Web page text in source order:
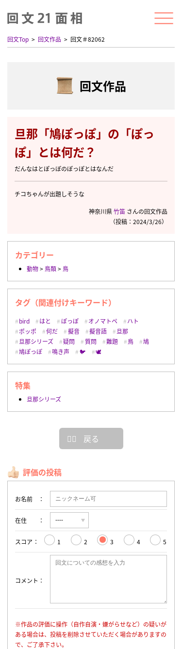
回文Top 回文作品 回文＃82062
回文作品
旦那「鳩ぽっぽ」の「ぽっ
ぽ」とは何だ？
だんなはとぽっぽのぽっぽとはなんだ
チコちゃんが出題しそうな
神奈川県竹笛 さんの回文作品
（投稿：2024/3/26）
カテゴリー
動物> 鳥類> 鳥
タグ（関連付けキーワード）
bird はと ぽっぽ オノマトペ
ハト
ポッポ
何だ 擬音 擬音語
旦那
旦那シリーズ
疑問 質問 難題 鳥
鳩
鳩ぽっぽ
鳴き声 🐦 🕊️
特集
旦那シリーズ
戻る
評価の投稿
お名前
在住
スコア 1 2 3 4 5
コメント
※作品の評価に操作（自作自演・嫌がらせなど）の疑いが
ある場合は、投稿を削除させていただく場合がありますの
で、ご了承下さい。